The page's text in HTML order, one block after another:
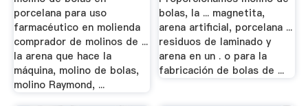
porcelana para uso
farmacéutico en molienda
comprador de molinos de ...
la arena que hace la
máquina, molino de bolas,
molino Raymond, ...
bolas, la ... magnetita,
arena artificial, porcelana ...
residuos de laminado y
arena en un . o para la
fabricación de bolas de ...